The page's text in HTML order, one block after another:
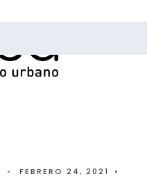
• FEBRERO 24, 2021
•